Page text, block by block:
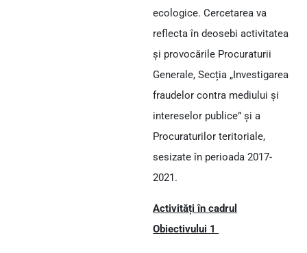
ecologice. Cercetarea va
reflecta în deosebi activitatea
și provocările Procuraturii
Generale, Secția „Investigarea
fraudelor contra mediului și
intereselor publice” și a
Procuraturilor teritoriale,
sesizate în perioada 2017-
2021.
Activități în cadrul
Obiectivului 1